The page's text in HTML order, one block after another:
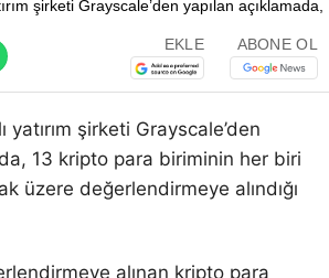
EKLE ABONE OL
yatırım şirketi Grayscale’den
13 kripto para biriminin her biri
üzere değerlendirmeye alındığı
alınan kripto para